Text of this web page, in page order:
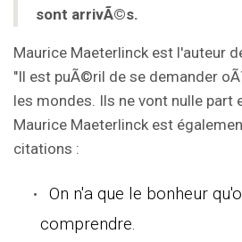
sont arrivÃ©s.
Maurice Maeterlinck est l'auteur
"Il est puÃ©ril de se demander
les mondes. Ils ne vont nulle part
Maurice Maeterlinck est
citations :
On n'a que le bonheur
comprendre.